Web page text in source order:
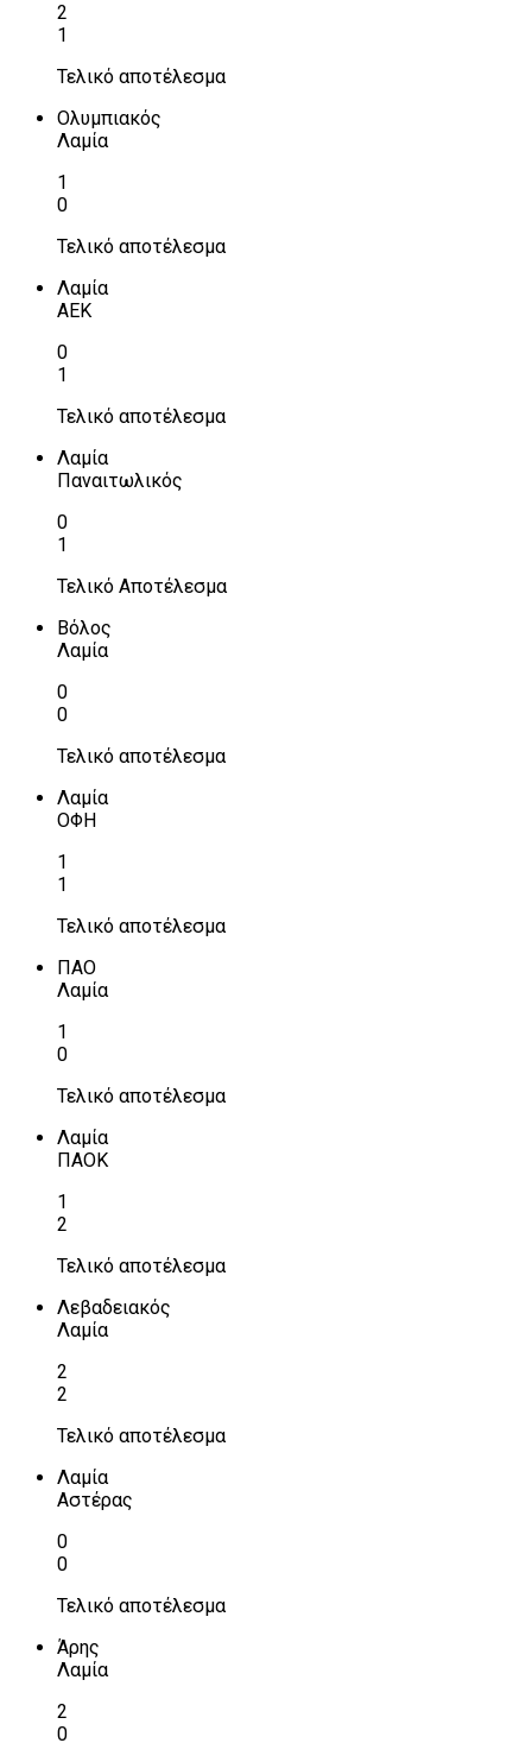
2
1
Τελικό αποτέλεσμα
Ολυμπιακός
Λαμία
1
0
Τελικό αποτέλεσμα
Λαμία
ΑΕΚ
0
1
Τελικό αποτέλεσμα
Λαμία
Παναιτωλικός
0
1
Τελικό Αποτέλεσμα
Βόλος
Λαμία
0
0
Τελικό αποτέλεσμα
Λαμία
ΟΦΗ
1
1
Τελικό αποτέλεσμα
ΠΑΟ
Λαμία
1
0
Τελικό αποτέλεσμα
Λαμία
ΠΑΟΚ
1
2
Τελικό αποτέλεσμα
Λεβαδειακός
Λαμία
2
2
Τελικό αποτέλεσμα
Λαμία
Αστέρας
0
0
Τελικό αποτέλεσμα
Άρης
Λαμία
2
0